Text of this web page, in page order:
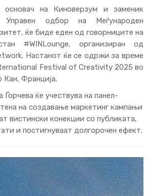
основач на Киноверзум и заменик
Управен одбор на Меѓународен
ќе биде еден од говорниците на
#WINLounge, организиран од
Настанот ќе се одржи за време
Festival of Creativity 2025 во
Кан, Франција.
Ѓорчева ќе учествува на панел-
на создавање маркетинг кампањи
вистински конекции со публиката,
и постигнуваат долгорочен ефект.